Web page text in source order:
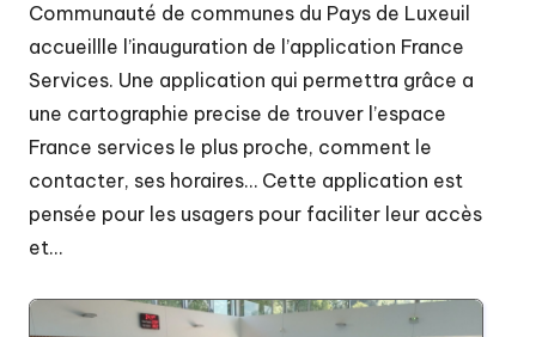
Communauté de communes du Pays de Luxeuil
accueillle l’inauguration de l’application France
Services. Une application qui permettra grâce a
une cartographie precise de trouver l’espace
France services le plus proche, comment le
contacter, ses horaires… Cette application est
pensée pour les usagers pour faciliter leur accès
et…